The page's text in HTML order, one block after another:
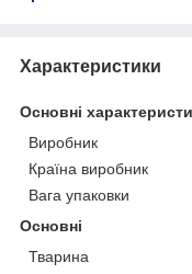
Характеристики
Основні
Виробник
Країна виробник
Вага упаковки
Основні
Тварина